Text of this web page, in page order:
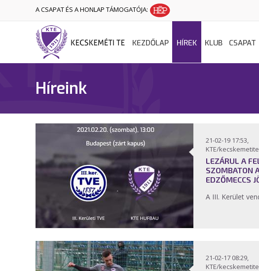
A CSAPAT ÉS A HONLAP TÁMOGATÓJA:
KEZDŐLAP HÍREK KLUB CSAPAT
Híreink
21-02-19 17:53,
KTE/
LEZÁRUL A
SZOMBATON
EDZŐMECCS
A III. Kerület
21-02-17 08:29,
KTE/